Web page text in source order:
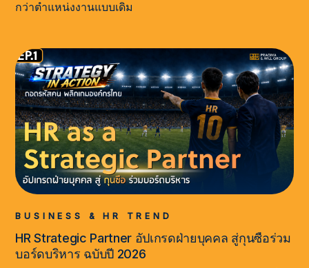
กว่าตำแหน่งงานแบบเดิม
BUSINESS & HR TREND
HR Strategic Partner อัปเกรดฝ่ายบุคคล สู่กุนซือร่วม
บอร์ดบริหาร ฉบับปี 2026